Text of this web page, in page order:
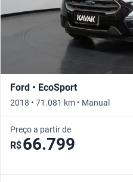
Ford • EcoSport
2018 • 71.081 km • Manual
Preço a partir de
R$66.799